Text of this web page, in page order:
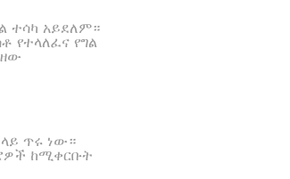
ተሳካ አይደለም።
የተላለፈና የግል
ጥሩ ነው።
ከሚቀርቡት